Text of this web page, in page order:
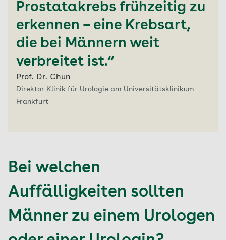
Prostatakrebs frühzeitig zu
erkennen – eine Krebsart,
die bei Männern weit
verbreitet ist.“
Prof. Dr. Chun
Direktor Klinik für Urologie am Universitätsklinikum
Frankfurt
Bei welchen
Auffälligkeiten sollten
Männer zu einem Urologen